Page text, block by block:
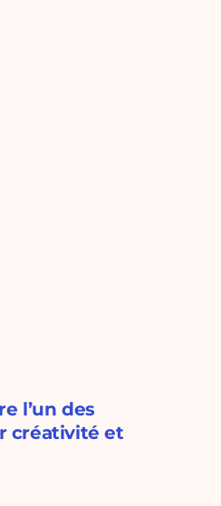
l’un des
créativité et